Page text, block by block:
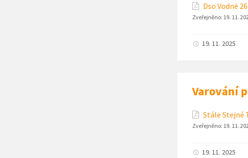
Dso Vodné 26
Zveřejněno: 19. 11.
19. 11. 2025
Varování
Stále Stejné
Zveřejněno: 19. 11.
19. 11. 2025